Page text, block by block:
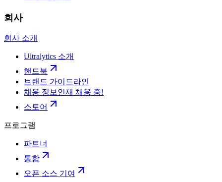
회사
회사 소개
Ultralytics 소개
핸드북
브랜드 가이드라인
채용 정보 인재 채용 중!
스토어
프로그램
파트너
통합
오픈 소스 기여